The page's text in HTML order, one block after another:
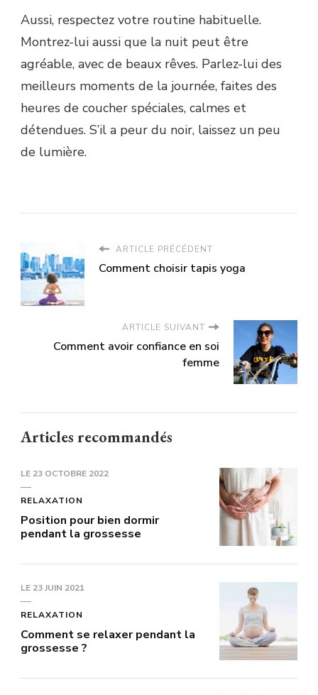
Aussi, respectez votre routine habituelle.
Montrez-lui aussi que la nuit peut être
agréable, avec de beaux rêves. Parlez-lui des
meilleurs moments de la journée, faites des
heures de coucher spéciales, calmes et
détendues. S’il a peur du noir, laissez un peu
de lumière.
ARTICLE PRÉCÉDENT
Comment choisir tapis yoga
ARTICLE SUIVANT
Comment avoir confiance en soi
femme
Articles recommandés
LE 23 OCTOBRE 2022
RELAXATION
Position pour bien dormir
pendant la grossesse
LE 23 JUIN 2021
RELAXATION
Comment se relaxer pendant la
grossesse ?